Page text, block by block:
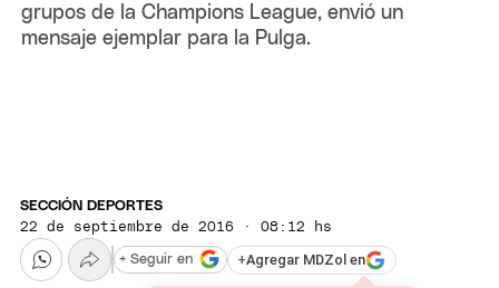
grupos de la Champions League, envió un
mensaje ejemplar para la Pulga.
SECCIÓN DEPORTES
22 de septiembre de 2016 · 08:12 hs
+Agregar MDZol en
+ Seguir en